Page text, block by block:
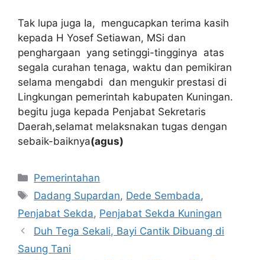
Tak lupa juga Ia, mengucapkan terima kasih
kepada H Yosef Setiawan, MSi dan
penghargaan yang setinggi-tingginya atas
segala curahan tenaga, waktu dan pemikiran
selama mengabdi dan mengukir prestasi di
Lingkungan pemerintah kabupaten Kuningan.
begitu juga kepada Penjabat Sekretaris
Daerah,selamat melaksnakan tugas dengan
sebaik-baiknya(agus)
Kategori
Pemerintahan
Tag
Dadang Supardan, Dede Sembada,
Penjabat Sekda, Penjabat Sekda Kuningan
Duh Tega Sekali, Bayi Cantik Dibuang di
Saung Tani